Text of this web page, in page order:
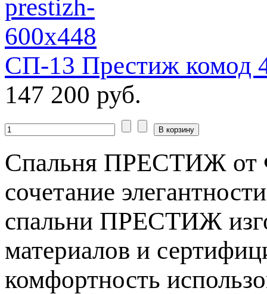
СП-13 Престиж комод
147 200 руб.
Спальня ПРЕСТИЖ от
сочетание
спальни ПРЕСТИЖ
материалов и
комфортность